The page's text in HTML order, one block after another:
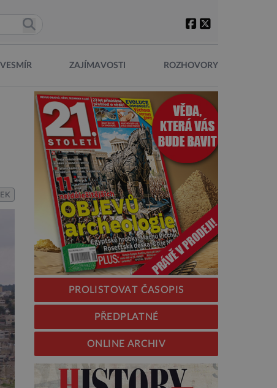
VESMÍR ZAJÍMAVOSTI ROZHOVORY
PROLISTOVAT ČASOPIS
PŘEDPLATNÉ
ONLINE ARCHIV